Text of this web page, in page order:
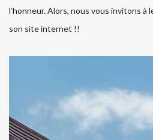
l’honneur. Alors, nous vous invitons
son site internet !!